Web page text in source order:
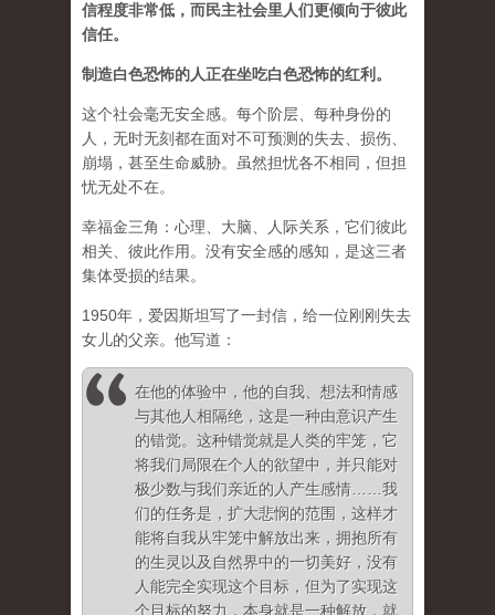
信程度非常低，而民主社会里人们更倾向于彼此
信任。
制造白色恐怖的人正在坐吃白色恐怖的红利。
这个社会毫无安全感。每个阶层、每种身份的
人，无时无刻都在面对不可预测的失去、损伤、
崩塌，甚至生命威胁。虽然担忧各不相同，但担
忧无处不在。
幸福金三角：心理、大脑、人际关系，它们彼此
相关、彼此作用。没有安全感的感知，是这三者
集体受损的结果。
1950年，爱因斯坦写了一封信，给一位刚刚失去
女儿的父亲。他写道：
在他的体验中，他的自我、想法和情感
与其他人相隔绝，这是一种由意识产生
的错觉。这种错觉就是人类的牢笼，它
将我们局限在个人的欲望中，并只能对
极少数与我们亲近的人产生感情……我
们的任务是，扩大悲悯的范围，这样才
能将自我从牢笼中解放出来，拥抱所有
的生灵以及自然界中的一切美好，没有
人能完全实现这个目标，但为了实现这
个目标的努力，本身就是一种解放，就